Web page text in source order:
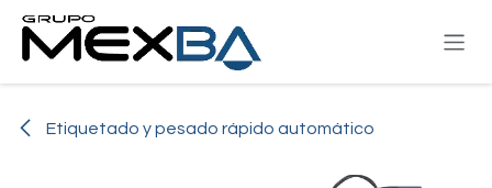
Ir al contenido
Etiquetado y pesado rápido automático